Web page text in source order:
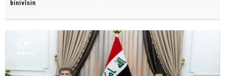
binivîsin